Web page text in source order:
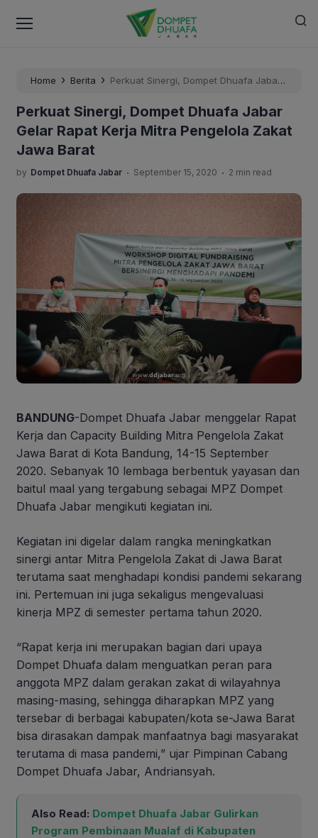
Home › Berita › Perkuat Sinergi, Dompet Dhuafa Jabar
Perkuat Sinergi, Dompet Dhuafa Jabar
Gelar Rapat Kerja Mitra Pengelola Zakat
Jawa Barat
by Dompet Dhuafa Jabar . September 15, 2020 . 2 min read
BANDUNG-Dompet Dhuafa Jabar menggelar Rapat
Kerja dan Capacity Building Mitra Pengelola Zakat
Jawa Barat di Kota Bandung, 14-15 September
2020. Sebanyak 10 lembaga berbentuk yayasan dan
baitul maal yang tergabung sebagai MPZ Dompet
Dhuafa Jabar mengikuti kegiatan ini.
Kegiatan ini digelar dalam rangka meningkatkan
sinergi antar Mitra Pengelola Zakat di Jawa Barat
terutama saat menghadapi kondisi pandemi sekarang
ini. Pertemuan ini juga sekaligus mengevaluasi
kinerja MPZ di semester pertama tahun 2020.
“Rapat kerja ini merupakan bagian dari upaya
Dompet Dhuafa dalam menguatkan peran para
anggota MPZ dalam gerakan zakat di wilayahnya
masing-masing, sehingga diharapkan MPZ yang
tersebar di berbagai kabupaten/kota se-Jawa Barat
bisa dirasakan dampak manfaatnya bagi masyarakat
terutama di masa pandemi,” ujar Pimpinan Cabang
Dompet Dhuafa Jabar, Andriansyah.
Also Read: Dompet Dhuafa Jabar Gulirkan
Program Pembinaan Mualaf di Kabupaten